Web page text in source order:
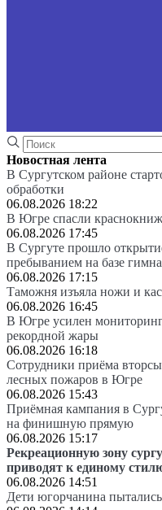
Новостная лента
В Сургутском районе
обработки
06.08.2026 18:22
В Югре спасли
06.08.2026 17:45
В Сургуте прошло
пребыванием на базе
06.08.2026 17:15
Таможня изъяла ножи и
06.08.2026 16:45
В Югре усилен
рекордной жары
06.08.2026 16:18
Сотрудники приёма
лесных пожаров в Югре
06.08.2026 15:43
Приёмная кампания в
на финишную прямую
06.08.2026 15:17
Рекреационную зону
приводят к единому
06.08.2026 14:51
Дети югорчанина пытались